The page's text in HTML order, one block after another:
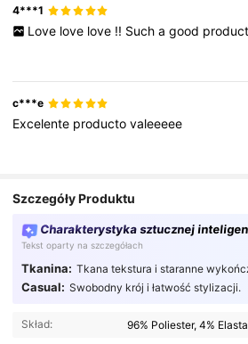
4***1
Love love love !! Such a good product
c***e
Excelente productovaleeeee
Szczegóły Produktu
Charakterystyka sztucznej
Tekst oparty na szczegółach
Tkanina: Tkana tekstura i staranne
Casual: Swobodny krój i łatwość stylizacji.
Skład: 96% Poliester, 4%